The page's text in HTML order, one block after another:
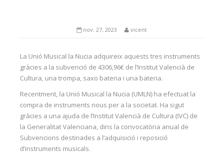
nov. 27, 2023 vicent
La Unió Musical la Nucia adquireix aquests tres instruments
gràcies a la subvenció de 4306,96€ de l’Institut Valencià de
Cultura, una trompa, saxo bateria i una bateria.
Recentment, la Unió Musical la Nucia (UMLN) ha efectuat la
compra de instruments nous per a la societat. Ha sigut
gràcies a una ajuda de l’Institut Valencià de Cultura (IVC) de
la Generalitat Valenciana, dins la convocatòria anual de
Subvencions destinades a l’adquisició i reposició
d’instruments musicals.